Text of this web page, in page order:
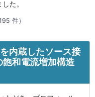
た。
件）
内蔵したソース接
和電流増加構造